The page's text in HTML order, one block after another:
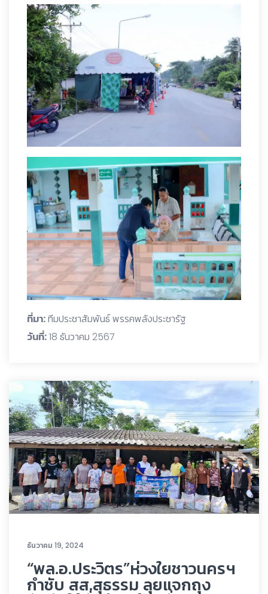
ที่มา:ทีมประชาสัมพันธ์ พรรคพลังประชารัฐ
วันที่:18 ธันวาคม 2567
ธันวาคม 19, 2024
“พล.อ.ประวิตร”ห่วงใยชาวนครฯ
กำชับ สส.สุธรรม ลุยแจกถุง